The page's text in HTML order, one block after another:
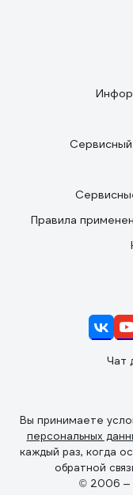
Правила
Чат
Вы принимаете
персональных
каждый раз, когда
обратной
© 2006 —